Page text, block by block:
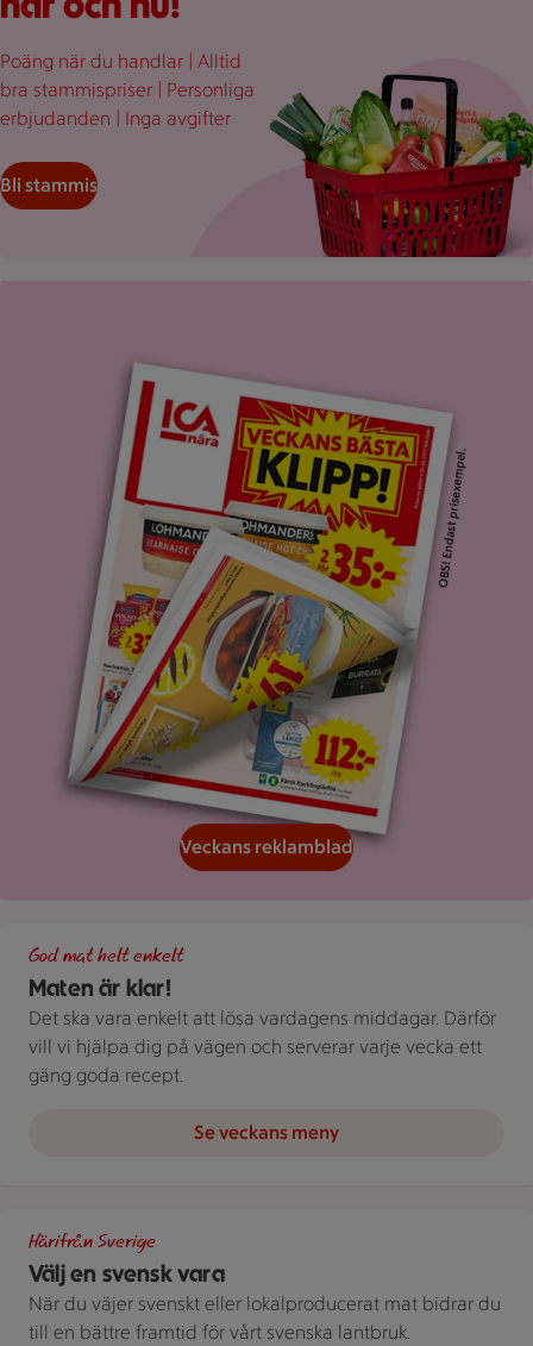
Poäng när du handlar | Alltid
bra stammispriser | Personliga
erbjudanden | Inga avgifter
Bli stammis
Veckans reklamblad
Maten är klar!
God mat helt enkelt
Det ska vara enkelt att lösa vardagens middagar. Därför
vill vi hjälpa dig på vägen och serverar varje vecka ett
gäng goda recept.
Se veckans meny
Välj en svensk vara
Härifrån Sverige
När du väjer svenskt eller lokalproducerat mat bidrar du
till en bättre framtid för vårt svenska lantbruk.